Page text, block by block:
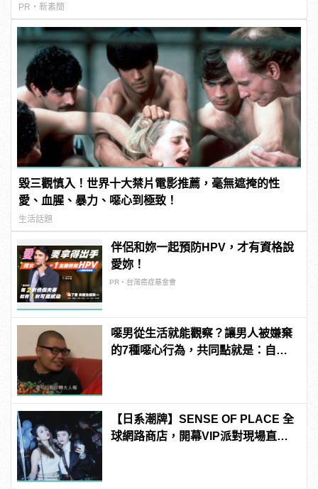
PR・新素簡
毀三觀慎入！世界十大禁片電影推薦，毫無遮掩的性
愛、血腥、暴力、噁心到極致！
生活話題
伴侶和妳一起預防HPV，才有資格說
愛妳！
PR・台灣癌症基金會
噁男從生活就能觀察？讓男人被嫌棄
的7種噁心行為，共同點就是：自以
【日系潮牌】SENSE OF PLACE 全
球網路商店，開幕VIP派對現場直